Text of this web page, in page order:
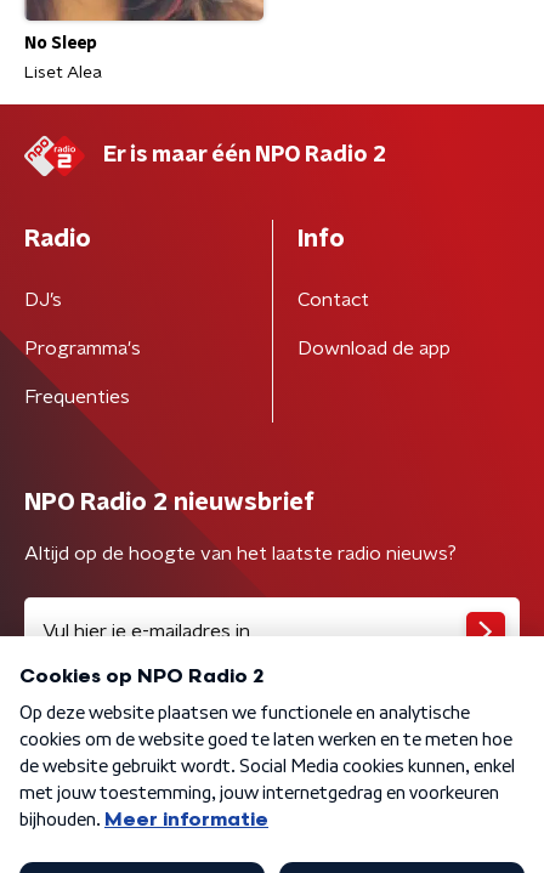
No Sleep
Liset Alea
Er is maar één NPO Radio 2
Radio
DJ’s
Programma's
Frequenties
Info
Contact
Download de app
NPO Radio 2 nieuwsbrief
Altijd op de hoogte van het laatste radio nieuws?
Algemene voorwaarden